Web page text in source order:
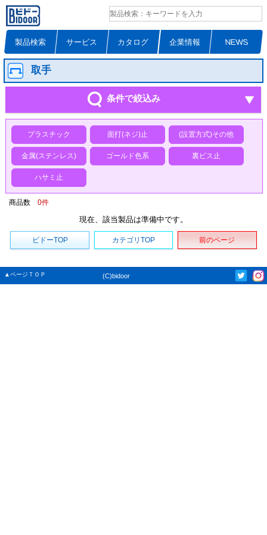
製品検索 サービス カタログ 企業情報 NEWS
取手
条件で絞込み
プラスチック 面打(ネジ)止 (設置方式)その他
金属(ステンレス) ゴールド色系 裏ビス止
ハサミ止
商品数 0件
現在、該当製品は準備中です。
ビドーTOP カテゴリTOP 前のページ
▲ページＴＯＰ (C)bidoor